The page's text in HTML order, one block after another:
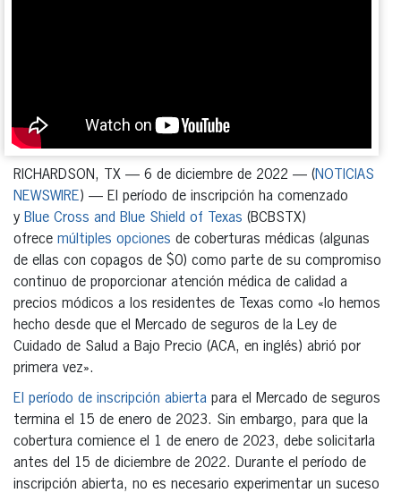
RICHARDSON, TX — 6 de diciembre de 2022 — (NOTICIAS
NEWSWIRE) — El período de inscripción ha comenzado
y Blue Cross and Blue Shield of Texas (BCBSTX)
ofrece múltiples opciones de coberturas médicas (algunas
de ellas con copagos de $0) como parte de su compromiso
continuo de proporcionar atención médica de calidad a
precios módicos a los residentes de Texas como «lo hemos
hecho desde que el Mercado de seguros de la Ley de
Cuidado de Salud a Bajo Precio (ACA, en inglés) abrió por
primera vez».
El período de inscripción abierta para el Mercado de seguros
termina el 15 de enero de 2023. Sin embargo, para que la
cobertura comience el 1 de enero de 2023, debe solicitarla
antes del 15 de diciembre de 2022. Durante el período de
inscripción abierta, no es necesario experimentar un suceso